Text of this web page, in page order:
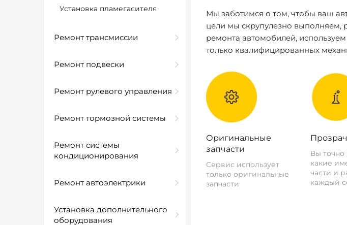
Установка пламегасителя
Ремонт трансмиссии
Ремонт подвески
Ремонт рулевого управления
Ремонт тормозной системы
Ремонт системы
кондиционирования
Ремонт автоэлектрики
Установка дополнительного
оборудования
Мы заботимся о том, чтобы ваш
цели мы скрупулезно выполняем,
ремонта автомобилей,
только квалифицированных
Оригинальные
запчасти
Сервис использует
только оригинальные
запчасти
Вы точно
какие
части и
каждый